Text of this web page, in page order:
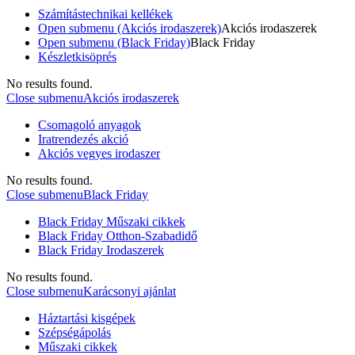
Számítástechnikai kellékek
Open submenu (Akciós irodaszerek)Akciós irodaszerek
Open submenu (Black Friday)Black Friday
Készletkisöprés
No results found.
Close submenuAkciós irodaszerek
Csomagoló anyagok
Iratrendezés akció
Akciós vegyes irodaszer
No results found.
Close submenuBlack Friday
Black Friday Műszaki cikkek
Black Friday Otthon-Szabadidő
Black Friday Irodaszerek
No results found.
Close submenuKarácsonyi ajánlat
Háztartási kisgépek
Szépségápolás
Műszaki cikkek